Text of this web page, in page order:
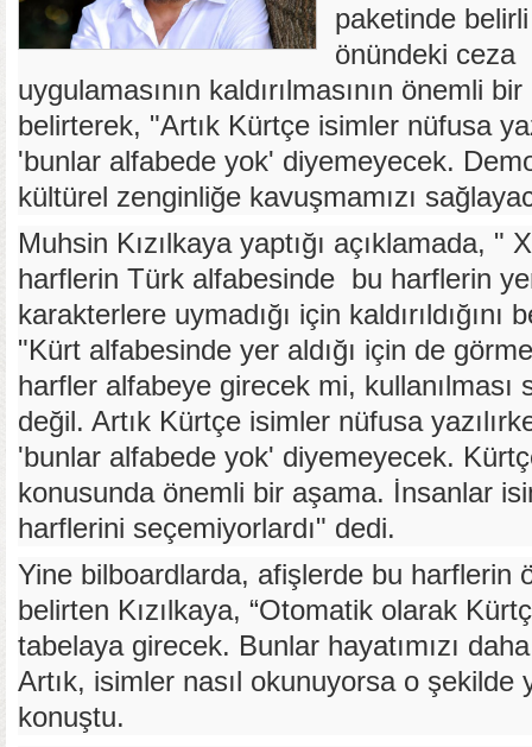
paketinde
önündeki ceza
uygulamasının kaldırılmasının önemli
belirterek, "Artık Kürtçe isimler nüfusa
'bunlar alfabede yok' diyemeyecek.
kültürel zenginliğe kavuşmamızı
Muhsin Kızılkaya yaptığı açıklamada, "
harflerin Türk alfabesinde bu harflerin
karakterlere uymadığı için kaldırıldığını
"Kürt alfabesinde yer aldığı için de
harfler alfabeye girecek mi, kullanılması
değil. Artık Kürtçe isimler nüfusa
'bunlar alfabede yok' diyemeyecek.
konusunda önemli bir aşama. İnsanlar
harflerini seçemiyorlardı" dedi.
Yine bilboardlarda, afişlerde bu harflerin
belirten Kızılkaya, “Otomatik olarak
tabelaya girecek. Bunlar hayatımızı
Artık, isimler nasıl okunuyorsa o şekilde
konuştu.